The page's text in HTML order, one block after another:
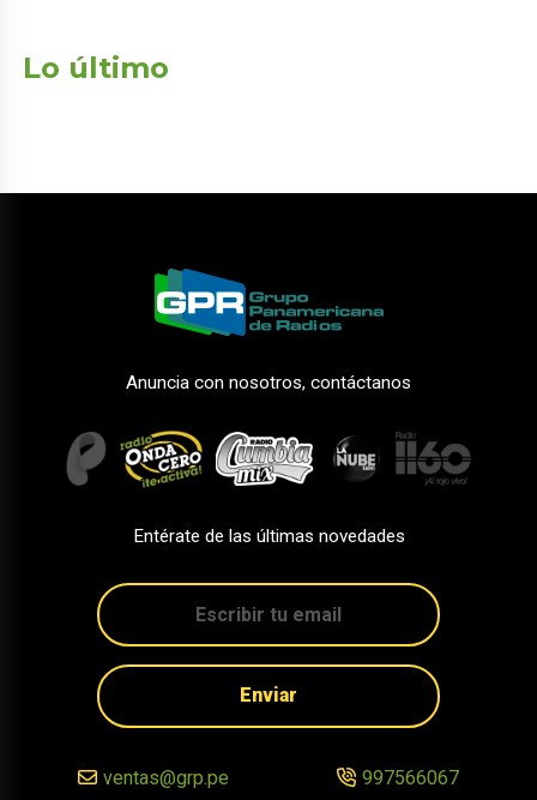
Lo último
Anuncia con nosotros, contáctanos
Entérate de las últimas novedades
Enviar
ventas@grp.pe 997566067